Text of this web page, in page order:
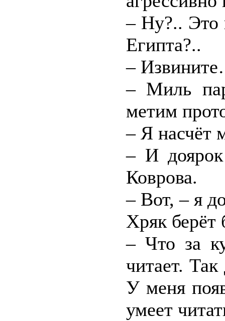
– Ну?.. Это
Египта?..
–
– Миль
метим
– Я насчёт
– И
Коврова.
– Вот, – я
Хряк берёт
– Что за
читает.
У меня
умеет